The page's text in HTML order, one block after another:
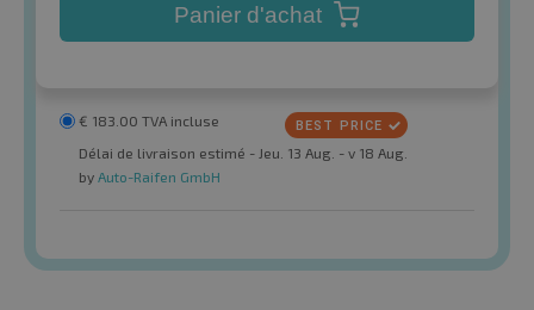
Panier d'achat
€ 183.00 TVA incluse
Délai de livraison estimé - Jeu. 13 Aug. - v 18 Aug.
by Auto-Raifen GmbH